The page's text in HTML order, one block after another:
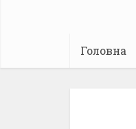
Головна